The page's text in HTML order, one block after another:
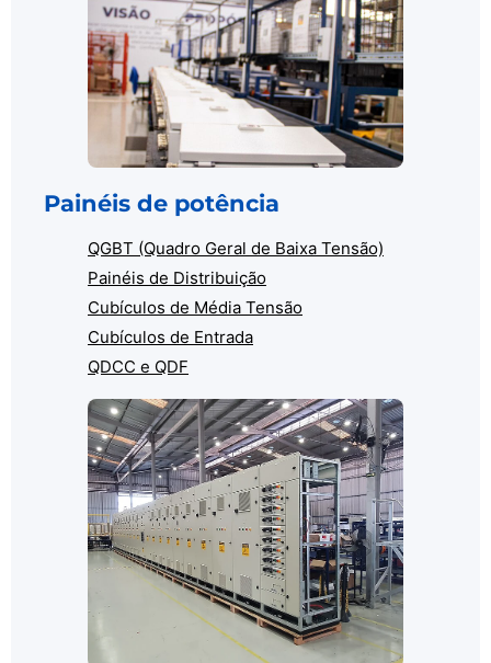
Painéis de potência
QGBT (Quadro Geral de Baixa Tensão)
Painéis de Distribuição
Cubículos de Média Tensão
Cubículos de Entrada
QDCC e QDF